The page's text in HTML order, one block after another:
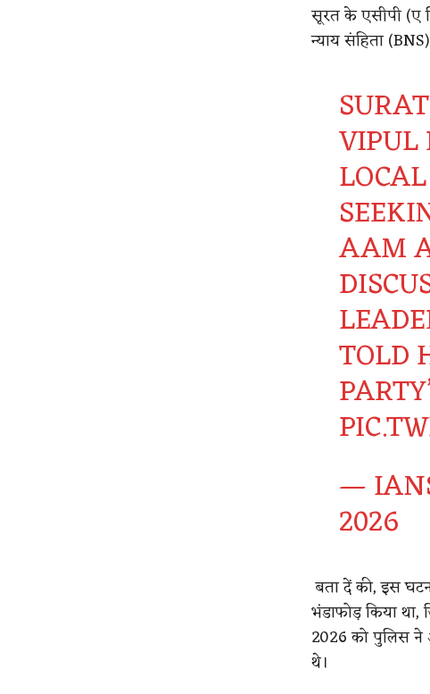
सूरत के एसीपी (ए
न्याय संहिता
VIPUL
AAM
TOLD
—
2026
बता दें की, इस
भंडाफोड़ किया
2026 को पुलिस ने
थे।